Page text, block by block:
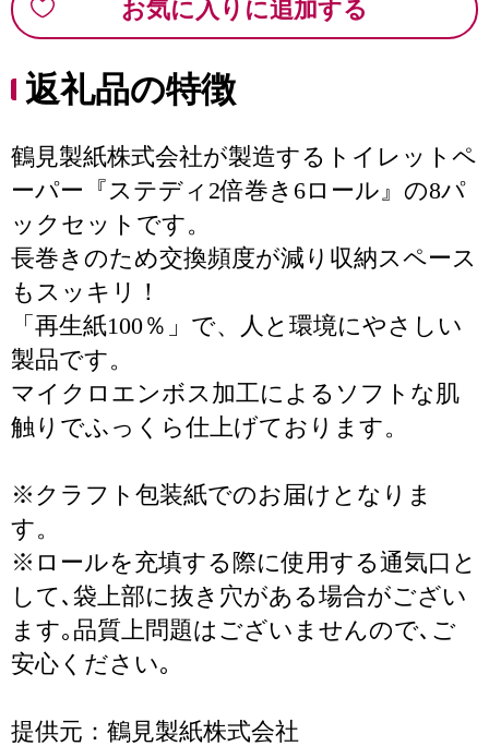
お気に入りに追加する
返礼品の特徴
鶴見製紙株式会社が製造するトイレットペ
ーパー『ステディ2倍巻き6ロール』の8パ
ックセットです。
長巻きのため交換頻度が減り収納スペース
もスッキリ！
「再生紙100％」で、人と環境にやさしい
製品です。
マイクロエンボス加工によるソフトな肌
触りでふっくら仕上げております。
※クラフト包装紙でのお届けとなりま
す。
※ロールを充填する際に使用する通気口と
して､袋上部に抜き穴がある場合がござい
ます｡品質上問題はございませんので､ご
安心ください｡
提供元：鶴見製紙株式会社